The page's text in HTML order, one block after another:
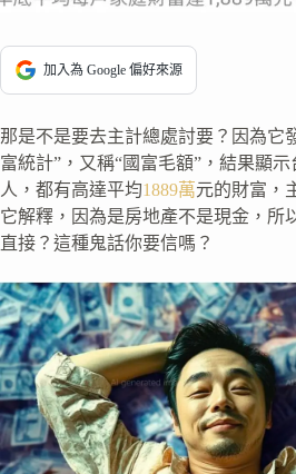
加入為 Google 偏好來源
那是不是要去主計總處討要？因為它
富統計”，又稱“國富毛額”，結果顯
人，都有高達平均1889萬元的財富，
它解釋，因為是房地產不是現金，所
直接？這種鬼話你要信嗎？